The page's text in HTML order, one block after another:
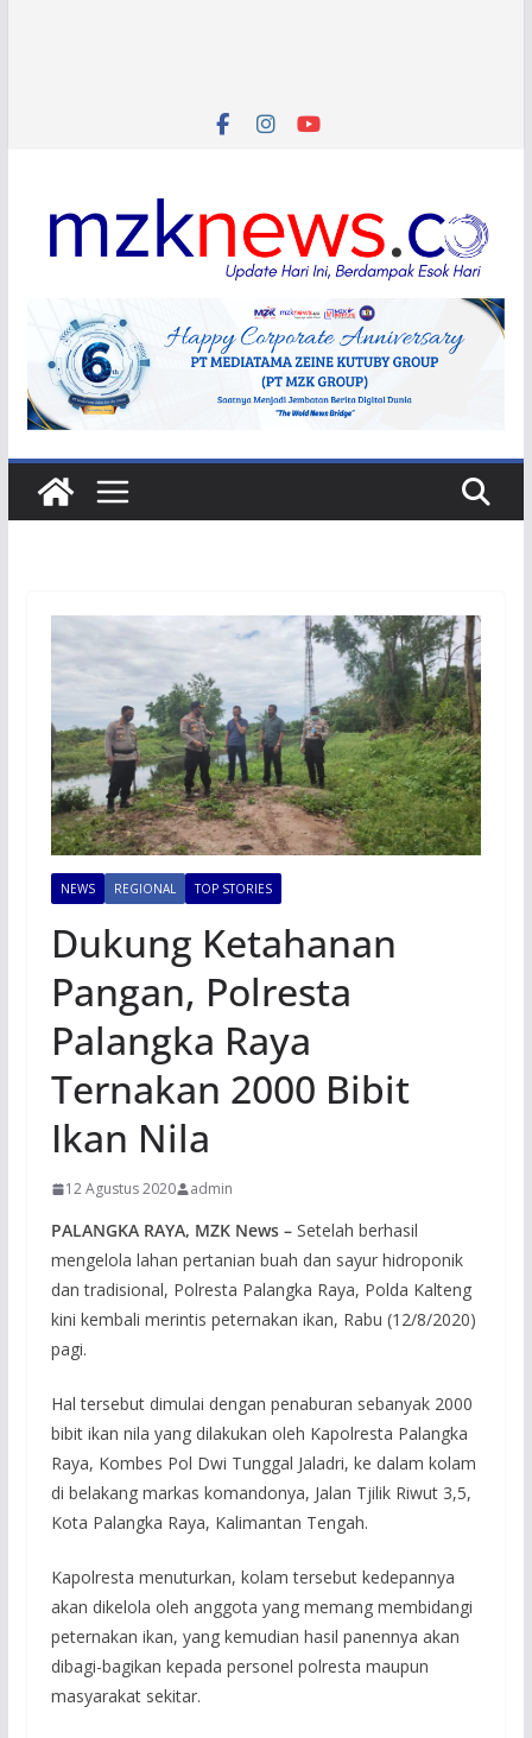
NEWS REGIONAL TOP STORIES
Dukung Ketahanan
Pangan, Polresta
Palangka Raya
Ternakan 2000 Bibit
Ikan Nila
12 Agustus 2020 admin
PALANGKA RAYA, MZK News –Setelah berhasil
mengelola lahan pertanian buah dan sayur hidroponik
dan tradisional, Polresta Palangka Raya, Polda Kalteng
kini kembali merintis peternakan ikan, Rabu (12/8/2020)
pagi.
Hal tersebut dimulai dengan penaburan sebanyak 2000
bibit ikan nila yang dilakukan oleh Kapolresta Palangka
Raya, Kombes Pol Dwi Tunggal Jaladri, ke dalam kolam
di belakang markas komandonya, Jalan Tjilik Riwut 3,5,
Kota Palangka Raya, Kalimantan Tengah.
Kapolresta menuturkan, kolam tersebut kedepannya
akan dikelola oleh anggota yang memang membidangi
peternakan ikan, yang kemudian hasil panennya akan
dibagi-bagikan kepada personel polresta maupun
masyarakat sekitar.